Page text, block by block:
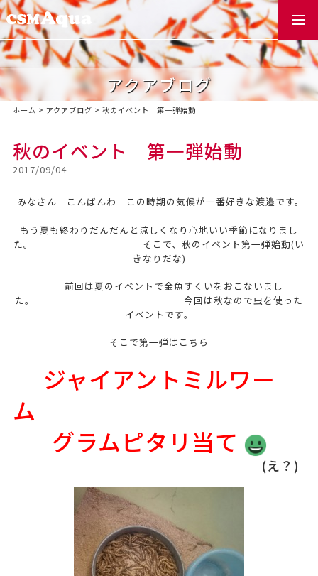
アクアブログ
ホーム > アクアブログ > 秋のイベント 第一弾始動
秋のイベント 第一弾始動
2017/09/04
みなさん こんばんわ この時期の気候が一番好きな渡邉です。
もう夏も終わりだんだんと涼しくなり心地いい季節になりまし
た。 そこで、秋のイベント第一弾始動(い
きなりだな)
前回は夏のイベントで金魚すくいをおこないまし
た。 今回は秋なので虫を使った
イベントです。
そこで第一弾はこちら
ジャイアントミルワー
グラムピタリ当て
(え？)